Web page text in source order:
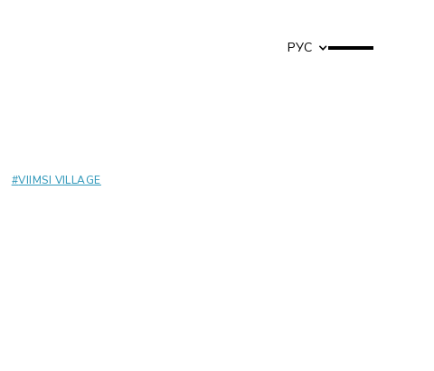
РУС
#VIIMSI VILLAGE